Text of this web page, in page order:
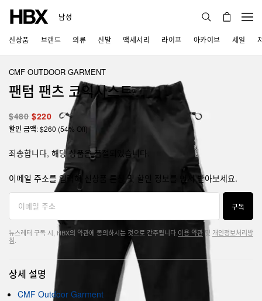
남성
신상품 브랜드 의류 신발 액세서리 라이프 아카이브 세일
CMF OUTDOOR GARMENT
팬텀 팬츠 코익시스트
$480 $220
할인 금액: $260 (54% Off)
죄송합니다, 해당 상품은 품절되었습니다.
이메일 주소를 입력해 신상품 론칭 및 할인 정보를 먼저 받아보세요.
구독
뉴스레터 구독 시, HBX의 약관에 동의하시는 것으로 간주됩니다. 이용 약관및 개인정보처리방
침
상세 설명
CMF Outdoor Garment